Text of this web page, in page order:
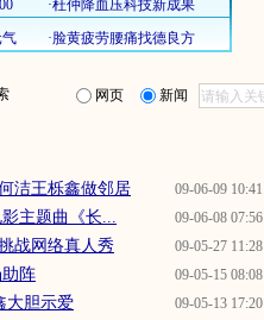
网页 新闻
09-06-09 10:41
洁王栎鑫做邻居
09-06-08 07:56
主题曲《长...
09-05-27 11:28
战网络真人秀
09-05-15 08:08
阵
09-05-13 17:20
大胆示爱